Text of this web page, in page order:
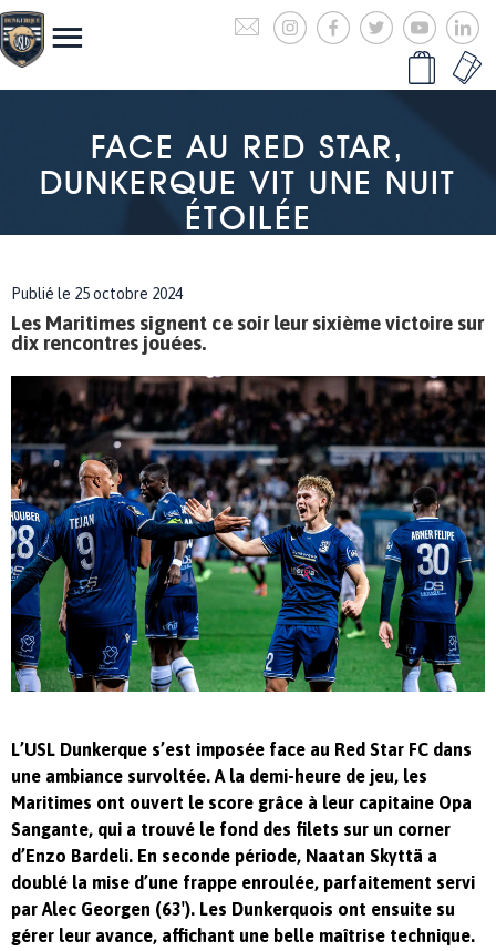
FACE AU RED STAR,
DUNKERQUE VIT UNE NUIT
ÉTOILÉE
Publié le 25 octobre 2024
Les Maritimes signent ce soir leur sixième victoire sur
dix rencontres jouées.
L’USL Dunkerque s’est imposée face au Red Star FC dans
une ambiance survoltée. A la demi-heure de jeu, les
Maritimes ont ouvert le score grâce à leur capitaine Opa
Sangante, qui a trouvé le fond des filets sur un corner
d’Enzo Bardeli. En seconde période, Naatan Skyttä a
doublé la mise d’une frappe enroulée, parfaitement servi
par Alec Georgen (63′). Les Dunkerquois ont ensuite su
gérer leur avance, affichant une belle maîtrise technique.